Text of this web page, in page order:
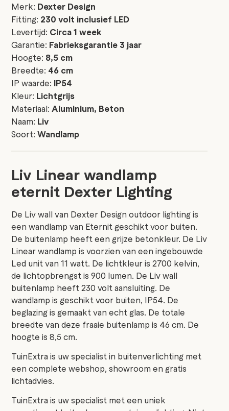
Merk: Dexter Design
Fitting: 230 volt inclusief LED
Levertijd: Circa 1 week
Garantie: Fabrieksgarantie 3 jaar
Hoogte: 8,5 cm
Breedte: 46 cm
IP waarde: IP54
Kleur: Lichtgrijs
Materiaal: Aluminium, Beton
Naam: Liv
Soort:Wandlamp
Liv Linear wandlamp
eternit Dexter Lighting
De Liv wall van Dexter Design outdoor lighting is
een wandlamp van Eternit geschikt voor buiten.
De buitenlamp heeft een grijze betonkleur. De Liv
Linear wandlamp is voorzien van een ingebouwde
Led unit van 11 watt. De lichtkleur is 2700 kelvin,
de lichtopbrengst is 900 lumen. De Liv wall
buitenlamp heeft 230 volt aansluiting. De
wandlamp is geschikt voor buiten, IP54. De
beglazing is gemaakt van echt glas. De totale
breedte van deze fraaie buitenlamp is 46 cm. De
hoogte is 8,5 cm.
TuinExtra is uw specialist in buitenverlichting met
een complete webshop, showroom en gratis
lichtadvies.
TuinExtra is uw specialist met een uniek